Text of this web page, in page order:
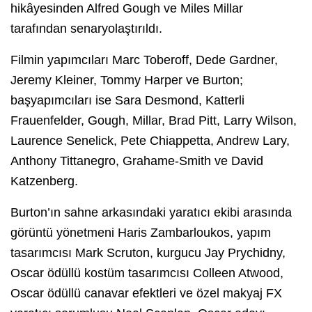
hikâyesinden Alfred Gough ve Miles Millar
tarafından senaryolaştırıldı.
Filmin yapımcıları Marc Toberoff, Dede Gardner,
Jeremy Kleiner, Tommy Harper ve Burton;
başyapımcıları ise Sara Desmond, Katterli
Frauenfelder, Gough, Millar, Brad Pitt, Larry Wilson,
Laurence Senelick, Pete Chiappetta, Andrew Lary,
Anthony Tittanegro, Grahame-Smith ve David
Katzenberg.
Burton’ın sahne arkasındaki yaratıcı ekibi arasında
görüntü yönetmeni Haris Zambarloukos, yapım
tasarımcısı Mark Scruton, kurgucu Jay Prychidny,
Oscar ödüllü kostüm tasarımcısı Colleen Atwood,
Oscar ödüllü canavar efektleri ve özel makyaj FX